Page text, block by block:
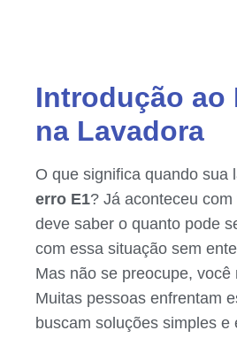
Introdução ao
na Lavadora
O que significa quando sua
erro E1? Já aconteceu
deve saber o quanto pode
com essa situação sem
Mas não se preocupe, você
Muitas pessoas enfrentam
buscam soluções simples e